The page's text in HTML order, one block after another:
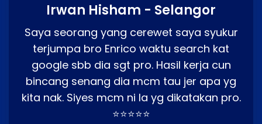
Irwan Hisham - Selangor
Saya seorang yang cerewet saya syukur
terjumpa bro Enrico waktu search kat
google sbb dia sgt pro. Hasil kerja cun
bincang senang dia mcm tau jer apa yg
kita nak. Siyes mcm ni la yg dikatakan pro.
⭐⭐⭐⭐⭐